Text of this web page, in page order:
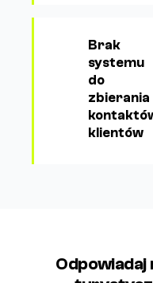
Brak
systemu
do
zbierania
klientów
Odpowiadaj